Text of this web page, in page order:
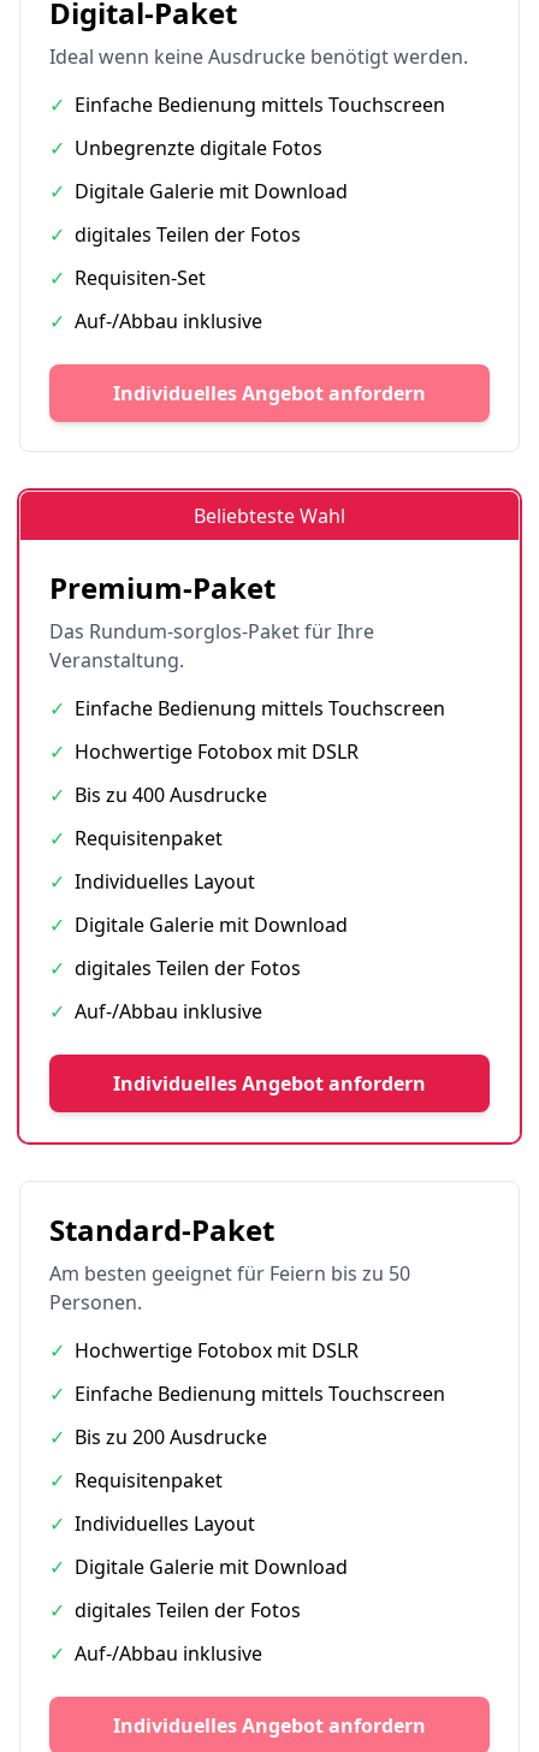
Digital-Paket
Ideal wenn keine Ausdrucke benötigt werden.
✓ Einfache Bedienung mittels Touchscreen
✓ Unbegrenzte digitale Fotos
✓ Digitale Galerie mit Download
✓ digitales Teilen der Fotos
✓ Requisiten-Set
✓ Auf-/Abbau inklusive
Individuelles Angebot anfordern
Beliebteste Wahl
Premium-Paket
Das Rundum-sorglos-Paket für Ihre
Veranstaltung.
✓ Einfache Bedienung mittels Touchscreen
✓ Hochwertige Fotobox mit DSLR
✓ Bis zu 400 Ausdrucke
✓ Requisitenpaket
✓ Individuelles Layout
✓ Digitale Galerie mit Download
✓ digitales Teilen der Fotos
✓ Auf-/Abbau inklusive
Individuelles Angebot anfordern
Standard-Paket
Am besten geeignet für Feiern bis zu 50
Personen.
✓ Hochwertige Fotobox mit DSLR
✓ Einfache Bedienung mittels Touchscreen
✓ Bis zu 200 Ausdrucke
✓ Requisitenpaket
✓ Individuelles Layout
✓ Digitale Galerie mit Download
✓ digitales Teilen der Fotos
✓ Auf-/Abbau inklusive
Individuelles Angebot anfordern